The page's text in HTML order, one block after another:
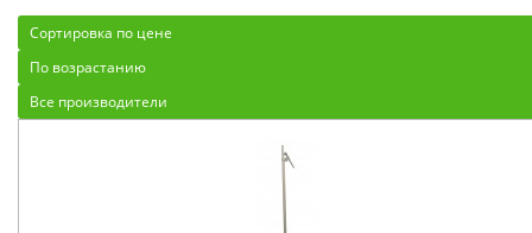
Сортировка по цене
По возрастанию
Все производители